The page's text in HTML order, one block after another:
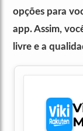
opções para
app. Assim,
livre e a